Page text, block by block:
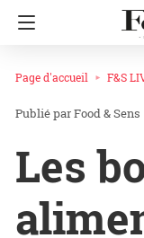
Page d'accueil F&S
Food & Sens
Les